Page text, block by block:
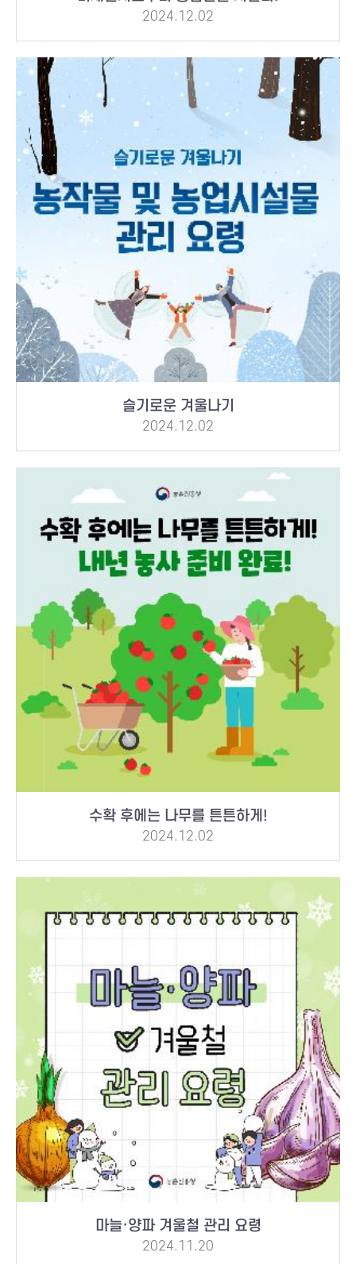
2024.12.02
슬기로운 겨울나기
2024.12.02
수확 후에는 나무를 튼튼하게!
2024.12.02
마늘·양파 겨울철 관리 요령
2024.11.20